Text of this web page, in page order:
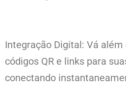
Integração Digital: Vá
códigos QR e links para
conectando